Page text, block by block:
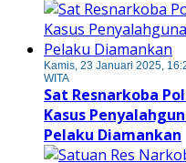
Kamis, 23 Januari 2025,
WITA
Sat Resnarkoba
Kasus
Pelaku Diamankan